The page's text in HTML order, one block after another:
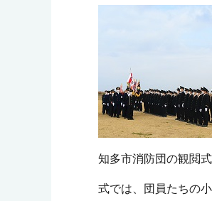
知多市消防団の観閲
式では、団員たちの小